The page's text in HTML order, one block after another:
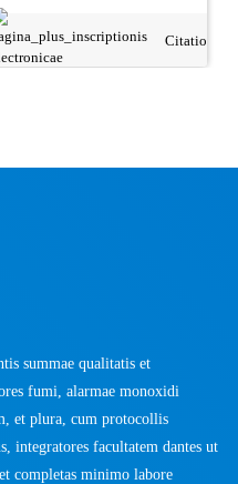
Citatio
summae qualitatis et
fumi, alarmae ​​monoxidi
et plura, cum protocollis
integratores facultatem dantes ut
completas minimo labore